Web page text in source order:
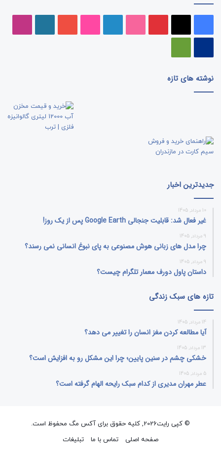
نوشته های تازه
جدیدترین اخبار
10 مرداد, 1405
غیر فعال شد: قابلیت جنجالی Google Earth پس از یک روز!
9 مرداد, 1405
چرا مدل‌ های زبانی هوش مصنوعی به پای نبوغ انسانی نمی‌ رسند؟
9 مرداد, 1405
داستان پاول دورف معمار تلگرام چیست؟
تازه های سبک زندگی
14 مرداد, 1405
آیا مطالعه کردن مغز انسان را تغییر می‌ دهد؟
13 مرداد, 1405
خشکی چشم در سنین پایین؛ چرا این مشکل رو به افزایش است؟
5 مرداد, 1405
عطر مهران مدیری از کدام سبک رایحه الهام گرفته است؟
© کپی رایت2026, کلیه حقوق برای آکس مگ محفوظ است.
صفحه اصلی
تماس با ما تبلیغات